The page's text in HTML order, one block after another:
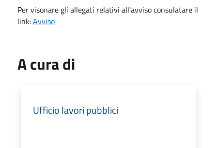
Per visonare gli allegati relativi all'avviso consulatare il
link:Avviso
A cura di
Ufficio lavori pubblici